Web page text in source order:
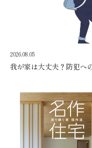
2026.08.05
我が家は大丈夫？防犯へ